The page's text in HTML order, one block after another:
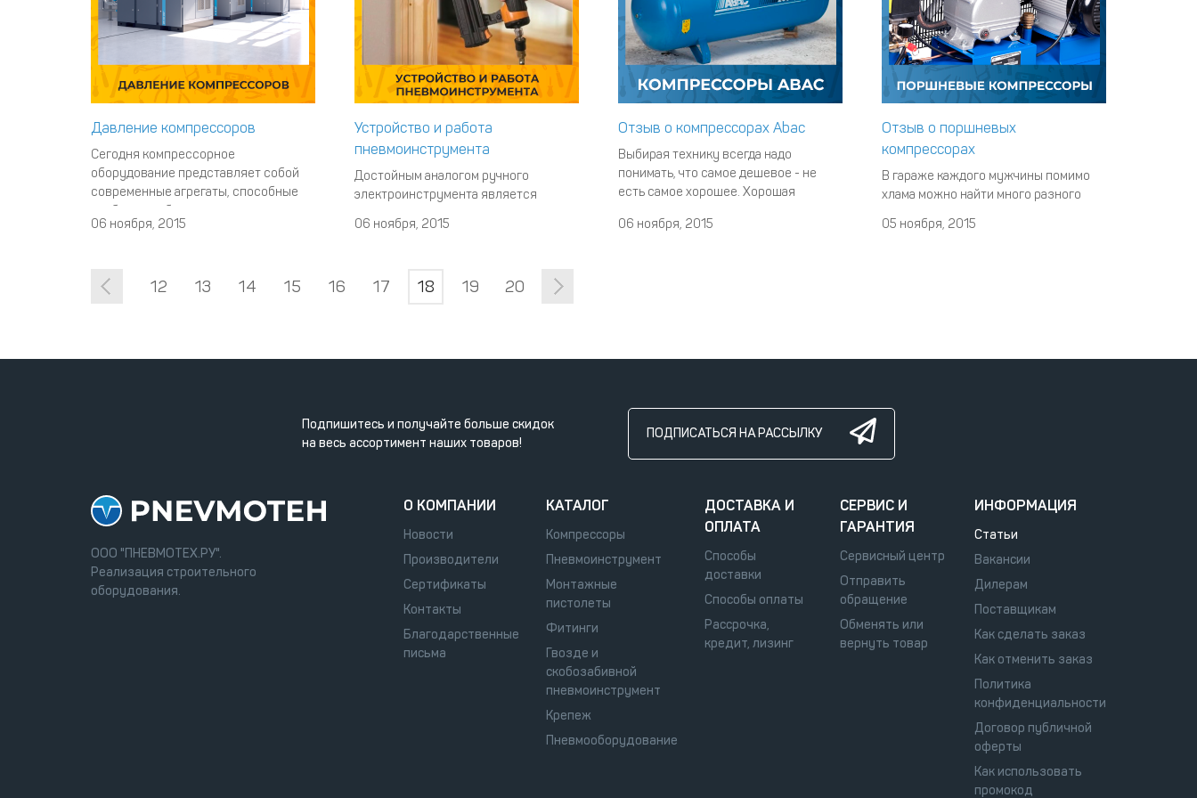
Давление компрессоров
Сегодня компрессорное
оборудование представляет собой
современные агрегаты, способные
снабдить любое
пневмооборудование или же
Существуют различные типы данных
06 ноября, 2015
Устройство и работа
пневмоинструмента
Достойным аналогом ручного
электроинструмента является
Благодаря тому, что устройство и
аналогов, данные устройства
&nb
06 ноября, 2015
Отзыв о компрессорах Abac
Выбирая технику всегда надо
понимать, что самое дешевое - не
есть самое хорошее. Хорошая
зарекомендовала себя положительно
06 ноября, 2015
Отзыв о поршневых
компрессорах
В гараже каждого мужчины помимо
хлама можно найти много разного
больше ремонтных работ можно
05 ноября, 2015
12 13 14 15 16 17 18 19 20
Подпишитесь и получайте больше скидок
на весь ассортимент наших товаров!
ПОДПИСАТЬСЯ НА РАССЫЛКУ
ООО "ПНЕВМОТЕХ.РУ".
Реализация строительного
оборудования.
О КОМПАНИИ
Новости
Производители
Сертификаты
Контакты
Благодарственные
письма
КАТАЛОГ
Компрессоры
Пневмоинструмент
Монтажные
пистолеты
Фитинги
Гвозде и
скобозабивной
пневмоинструмент
Крепеж
Пневмооборудование
ДОСТАВКА И
ОПЛАТА
Способы
доставки
Способы оплаты
Рассрочка,
кредит, лизинг
СЕРВИС И
ГАРАНТИЯ
Сервисный центр
Отправить
обращение
Обменять или
вернуть товар
ИНФОРМАЦИЯ
Статьи
Вакансии
Дилерам
Поставщикам
Как сделать заказ
Как отменить заказ
Политика
конфиденциальности
Договор публичной
оферты
Как использовать
промокод